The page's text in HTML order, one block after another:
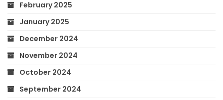
February 2025
January 2025
December 2024
November 2024
October 2024
September 2024